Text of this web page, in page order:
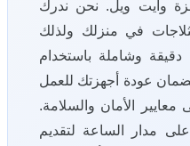
وايت ويل. نحن ندرك
في منزلك ولذلك
وشاملة باستخدام
عودة أجهزتك للعمل
الأمان والسلامة.
على مدار الساعة لتقديم